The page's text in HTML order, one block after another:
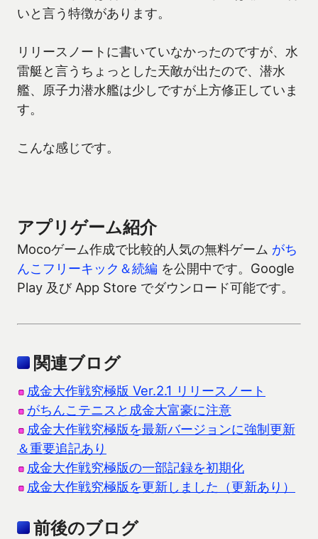
いと言う特徴があります。
リリースノートに書いていなかったのですが、水
雷艇と言うちょっとした天敵が出たので、潜水
艦、原子力潜水艦は少しですが上方修正していま
す。
こんな感じです。
アプリゲーム紹介
Mocoゲーム作成で比較的人気の無料ゲーム がち
んこフリーキック＆続編 を公開中です。Google
Play 及び App Store でダウンロード可能です。
関連ブログ
成金大作戦究極版 Ver.2.1 リリースノート
がちんこテニスと成金大富豪に注意
成金大作戦究極版を最新バージョンに強制更新
＆重要追記あり
成金大作戦究極版の一部記録を初期化
成金大作戦究極版を更新しました（更新あり）
前後のブログ